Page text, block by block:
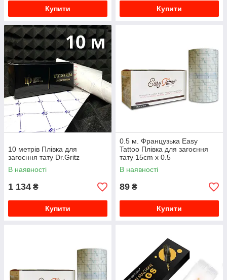
Купити Купити
10 метрів Плівка для
загоєння тату Dr.Gritz
В наявності
1 134 ₴
Купити
0.5 м. Французька Easy
Tattoo Плівка для загоєння
тату 15cm x 0.5
В наявності
89 ₴
Купити